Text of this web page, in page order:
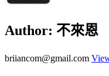
Author: 不來恩
briiancom@gmail.com